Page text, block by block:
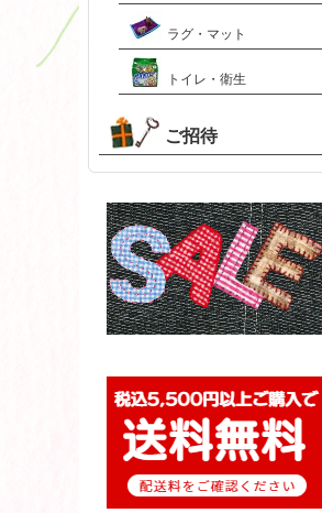
ラグ・マット
トイレ・衛生
ご招待